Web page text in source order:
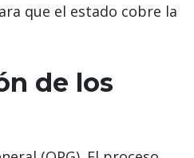
que el estado cobre la
de los